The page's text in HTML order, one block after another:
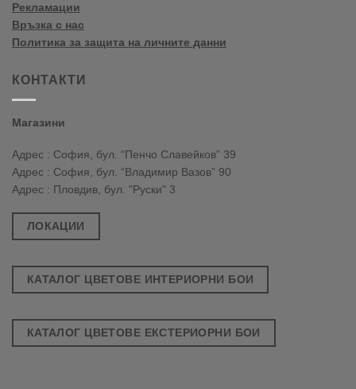
Рекламации
Връзка с нас
Политика за защита на личните данни
КОНТАКТИ
Магазини
Адрес : София, бул. “Пенчо Славейков” 39
Адрес : София, бул. “Владимир Вазов” 90
Адрес : Пловдив, бул. "Руски" 3
ЛОКАЦИИ
КАТАЛОГ ЦВЕТОВЕ ИНТЕРИОРНИ БОИ
КАТАЛОГ ЦВЕТОВЕ ЕКСТЕРИОРНИ БОИ